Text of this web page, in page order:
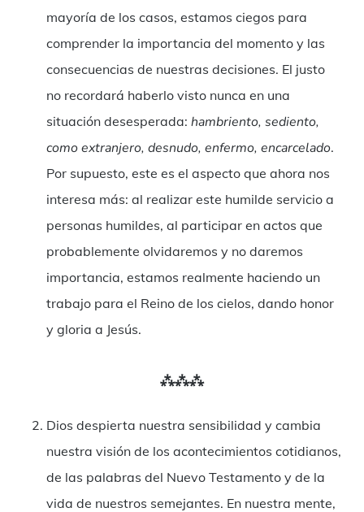
mayoría de los casos, estamos ciegos para
comprender la importancia del momento y las
consecuencias de nuestras decisiones. El justo
no recordará haberlo visto nunca en una
situación desesperada: hambriento, sediento,
como extranjero, desnudo, enfermo, encarcelado.
Por supuesto, este es el aspecto que ahora nos
interesa más: al realizar este humilde servicio a
personas humildes, al participar en actos que
probablemente olvidaremos y no daremos
importancia, estamos realmente haciendo un
trabajo para el Reino de los cielos, dando honor
y gloria a Jesús.
⁂⁂⁂
Dios despierta nuestra sensibilidad y cambia
nuestra visión de los acontecimientos cotidianos,
de las palabras del Nuevo Testamento y de la
vida de nuestros semejantes. En nuestra mente,